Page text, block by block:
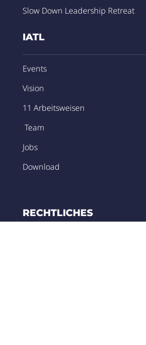
Slow Down Leadership Retreat
IATL
Events
Vision
11 Arbeitsweisen
Team
Jobs
Download
RECHTLICHES